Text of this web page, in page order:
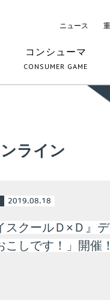
ニュース
コンシューマ
CONSUMER GAME
ライン
2019.08.18
スクールＤ×Ｄ』
こしです！」開催！